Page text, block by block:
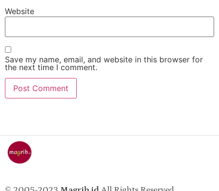
Website
Save my name, email, and website in this browser for
the next time I comment.